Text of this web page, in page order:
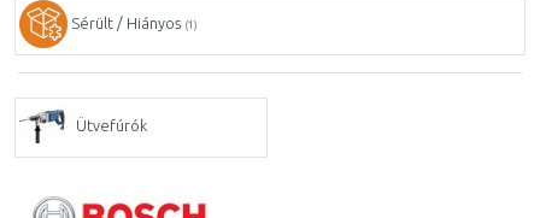
Sérült / Hiányos (1)
Ütvefúrók